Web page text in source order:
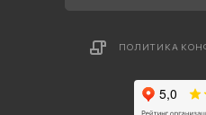
ПОЛИТИКА